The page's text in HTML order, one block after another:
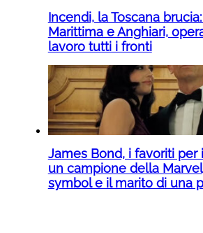
Incendi, la Toscana
Marittima e Anghiari,
lavoro tutti i fronti
James Bond, i favoriti per
un campione della
symbol e il marito di una